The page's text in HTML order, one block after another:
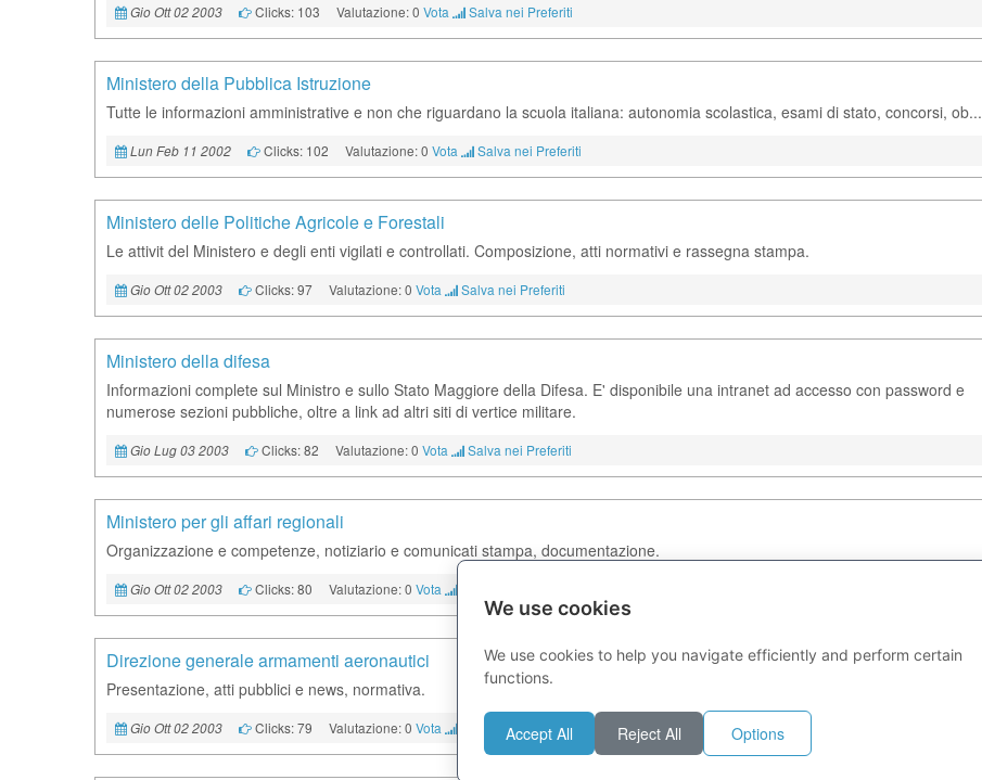
Gio Ott 02 2003 Clicks: 103 Valutazione: 0 Vota Salva nei Preferiti
Ministero della Pubblica Istruzione
Tutte le informazioni amministrative e non che riguardano la scuola italiana: autonomia scolastica, esami di stato, concorsi, ob...
Lun Feb 11 2002 Clicks: 102 Valutazione: 0 Vota Salva nei Preferiti
Ministero delle Politiche Agricole e Forestali
Le attivit del Ministero e degli enti vigilati e controllati. Composizione, atti normativi e rassegna stampa.
Gio Ott 02 2003 Clicks: 97 Valutazione: 0 Vota Salva nei Preferiti
Ministero della difesa
Informazioni complete sul Ministro e sullo Stato Maggiore della Difesa. E' disponibile una intranet ad accesso con password e
numerose sezioni pubbliche, oltre a link ad altri siti di vertice militare.
Gio Lug 03 2003 Clicks: 82 Valutazione: 0 Vota Salva nei Preferiti
Ministero per gli affari regionali
Organizzazione e competenze, notiziario e comunicati stampa, documentazione.
Gio Ott 02 2003 Clicks: 80 Valutazione: 0 Vota
Direzione generale armamenti aeronautici
Presentazione, atti pubblici e news, normativa.
Gio Ott 02 2003 Clicks: 79 Valutazione: 0 Vota Salva nei Preferiti
We use cookies
We use cookies to help you navigate efficiently and perform certain
functions.
Accept All Reject All Options